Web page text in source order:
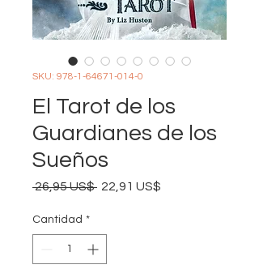
SKU: 978-1-64671-014-0
El Tarot de los
Guardianes de los
Sueños
26,95 US$ Precio
22,91 US$
Cantidad *